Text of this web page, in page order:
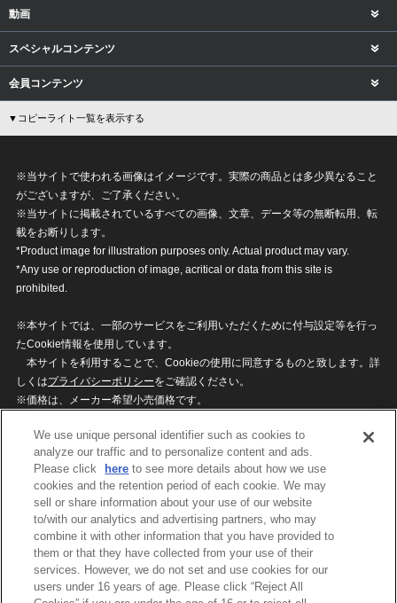
動画
スペシャルコンテンツ
会員コンテンツ
▼コピーライト一覧を表示する
※当サイトで使われる画像はイメージです。実際の商品とは多少異なること
がございますが、ご了承ください。
※当サイトに掲載されているすべての画像、文章、データ等の無断転用、転
載をお断りします。
*Product image for illustration purposes only. Actual product may vary.
*Any use or reproduction of image, acritical or data from this site is
prohibited.
※本サイトでは、一部のサービスをご利用いただくために付与設定等を行っ
たCookie情報を使用しています。
本サイトを利用することで、Cookieの使用に同意するものと致します。詳
しくはプライバシーポリシーをご確認ください。
※価格は、メーカー希望小売価格です。
ざいますのでご了承ください。
privacypolicy
Do Not Sell or Share My
Personal Information
ウェブサイトご利用条件
ソーシャルメディアポリシー
個人情報保護方針
お問い合わせ
We use unique personal identifier such as cookies to
analyze our traffic and to personalize content and ads.
Please click
here to see more details about how we use
cookies and the retention period of each cookie. We may
sell or share information about your use of our website
to/with our analytics and advertising partners, who may
combine it with other information that you have provided to
them or that they have collected from your use of their
services. However, we do not set and use cookies for our
users under 16 years of age. Please click “Reject All